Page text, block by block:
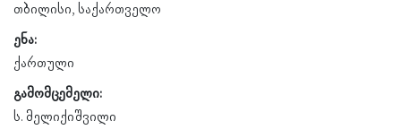
თბილისი, საქართველო
ენა:
ქართული
გამომცემელი:
ს. მელიქიშვილი